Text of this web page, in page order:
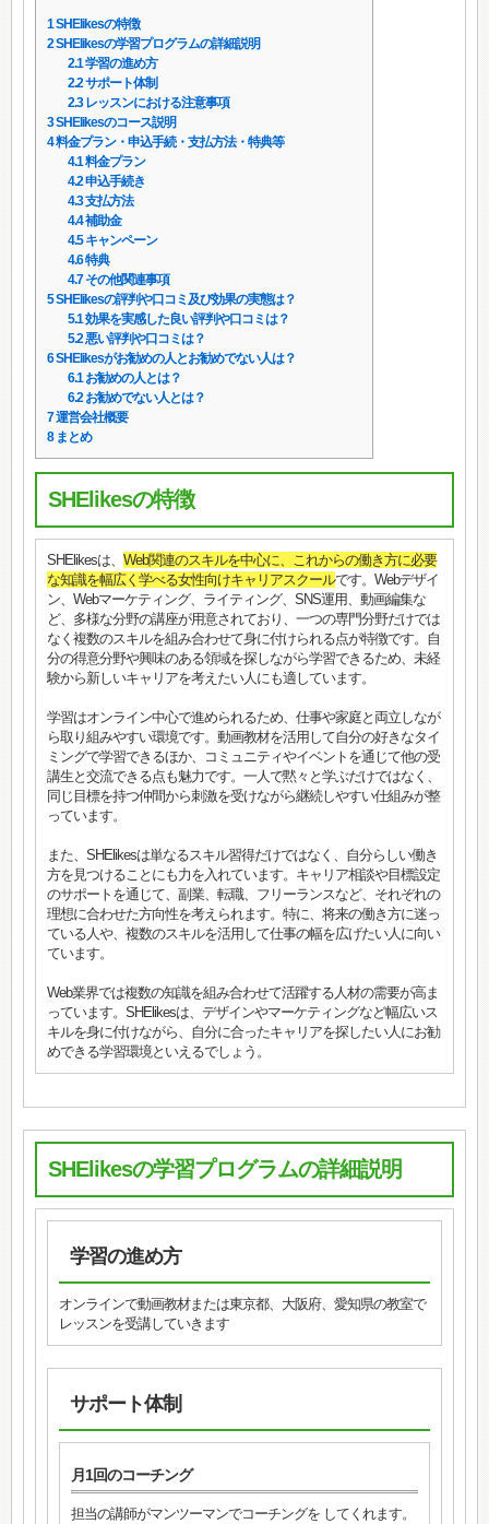
1SHElikesの特徴
2SHElikesの学習プログラムの詳細説明
2.1学習の進め方
2.2サポート体制
2.3レッスンにおける注意事項
3SHElikesのコース説明
4料金プラン・申込手続・支払方法・特典等
4.1料金プラン
4.2申込手続き
4.3支払方法
4.4補助金
4.5キャンペーン
4.6特典
4.7その他関連事項
5SHElikesの評判や口コミ及び効果の実態は？
5.1効果を実感した良い評判や口コミは？
5.2悪い評判や口コミは？
6SHElikesがお勧めの人とお勧めでない人は？
6.1お勧めの人とは？
6.2お勧めでない人とは？
7運営会社概要
8まとめ
SHElikesの特徴
SHElikesは、 Web関連のスキルを中心に、これからの働き方に必要
な知識を幅広く学べる女性向けキャリアスクールです。Webデザイ
ン、Webマーケティング、ライティング、SNS運用、動画編集な
ど、多様な分野の講座が用意されており、一つの専門分野だけでは
なく複数のスキルを組み合わせて身に付けられる点が特徴です。自
分の得意分野や興味のある領域を探しながら学習できるため、未経
験から新しいキャリアを考えたい人にも適しています。
学習はオンライン中心で進められるため、仕事や家庭と両立しなが
ら取り組みやすい環境です。動画教材を活用して自分の好きなタイ
ミングで学習できるほか、コミュニティやイベントを通じて他の受
講生と交流できる点も魅力です。一人で黙々と学ぶだけではなく、
同じ目標を持つ仲間から刺激を受けながら継続しやすい仕組みが整
っています。
また、SHElikesは単なるスキル習得だけではなく、自分らしい働き
方を見つけることにも力を入れています。キャリア相談や目標設定
のサポートを通じて、副業、転職、フリーランスなど、それぞれの
理想に合わせた方向性を考えられます。特に、将来の働き方に迷っ
ている人や、複数のスキルを活用して仕事の幅を広げたい人に向い
ています。
Web業界では複数の知識を組み合わせて活躍する人材の需要が高ま
っています。SHElikesは、デザインやマーケティングなど幅広いス
キルを身に付けながら、自分に合ったキャリアを探したい人にお勧
めできる学習環境といえるでしょう。
SHElikesの学習プログラムの詳細説明
学習の進め方
オンラインで動画教材または東京都、大阪府、愛知県の教室で
レッスンを受講していきます
サポート体制
月1回のコーチング
担当の講師がマンツーマンでコーチングを してくれます。